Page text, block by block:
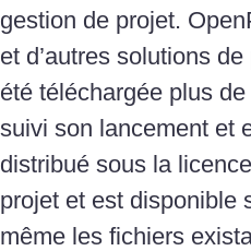
gestion de projet.
et d’autres solutions
été téléchargée plus
suivi son lancement et
distribué sous la
projet et est disponible
même les fichiers